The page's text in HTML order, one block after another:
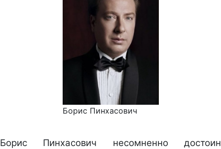
Борис Пинхасович
Борис Пинхасович несомненно достоин